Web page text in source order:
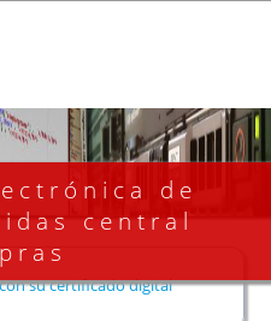
de
central
su certificado digital